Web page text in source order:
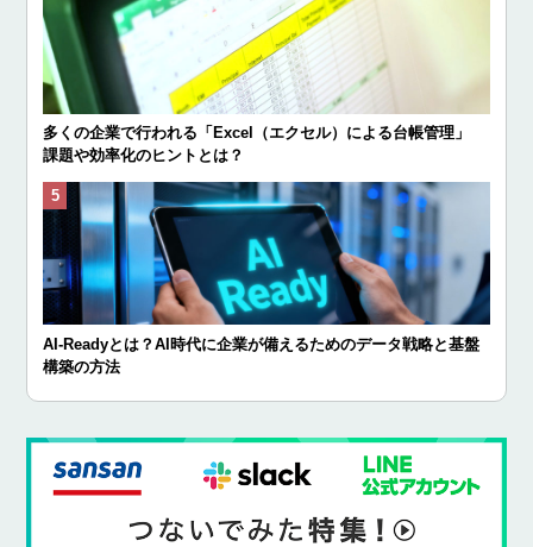
多くの企業で行われる「Excel（エクセル）による台帳管理」
課題や効率化のヒントとは？
AI-Readyとは？AI時代に企業が備えるためのデータ戦略と基盤
構築の方法